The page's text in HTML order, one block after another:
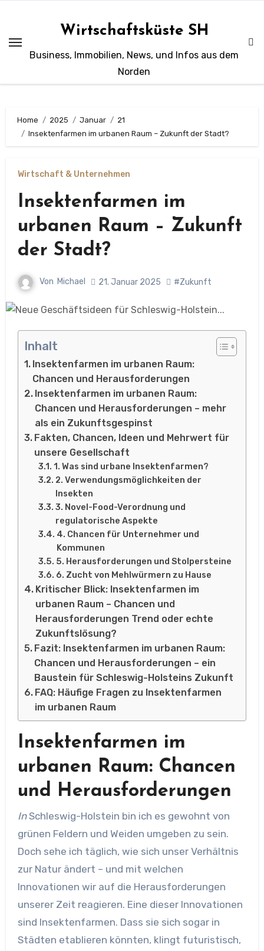
springen
Wirtschaftsküste SH
Business, Immobilien, News, und Infos aus dem
Norden
Home 2025 Januar
21
Insektenfarmen im urbanen Raum – Zukunft der Stadt?
Wirtschaft & Unternehmen
Insektenfarmen im
urbanen Raum – Zukunft
der Stadt?
Von Michael 21. Januar 2025 #Zukunft
Inhalt
Insektenfarmen im urbanen Raum:
Chancen und Herausforderungen
Insektenfarmen im urbanen Raum:
Chancen und Herausforderungen – mehr
als ein Zukunftsgespinst
Fakten, Chancen, Ideen und Mehrwert für
unsere Gesellschaft
1. Was sind urbane Insektenfarmen?
2. Verwendungsmöglichkeiten der
Insekten
3. Novel-Food-Verordnung und
regulatorische Aspekte
4. Chancen für Unternehmer und
Kommunen
5. Herausforderungen und Stolpersteine
6. Zucht von Mehlwürmern zu Hause
Kritischer Blick: Insektenfarmen im
urbanen Raum – Chancen und
Herausforderungen Trend oder echte
Zukunftslösung?
Fazit: Insektenfarmen im urbanen Raum:
Chancen und Herausforderungen – ein
Baustein für Schleswig-Holsteins Zukunft
FAQ: Häufige Fragen zu Insektenfarmen
im urbanen Raum
Insektenfarmen im
urbanen Raum: Chancen
und Herausforderungen
InSchleswig-Holstein bin ich es gewohnt von
grünen Feldern und Weiden umgeben zu sein.
Doch sehe ich täglich, wie sich unser Verhältnis
zur Natur ändert – und mit welchen
Innovationen wir auf die Herausforderungen
unserer Zeit reagieren. Eine dieser Innovationen
sind Insektenfarmen. Dass sie sich sogar in
Städten etablieren könnten, klingt futuristisch,